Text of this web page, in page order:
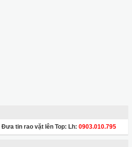
tin rao vặt lên Top: Lh: 0903.010.795